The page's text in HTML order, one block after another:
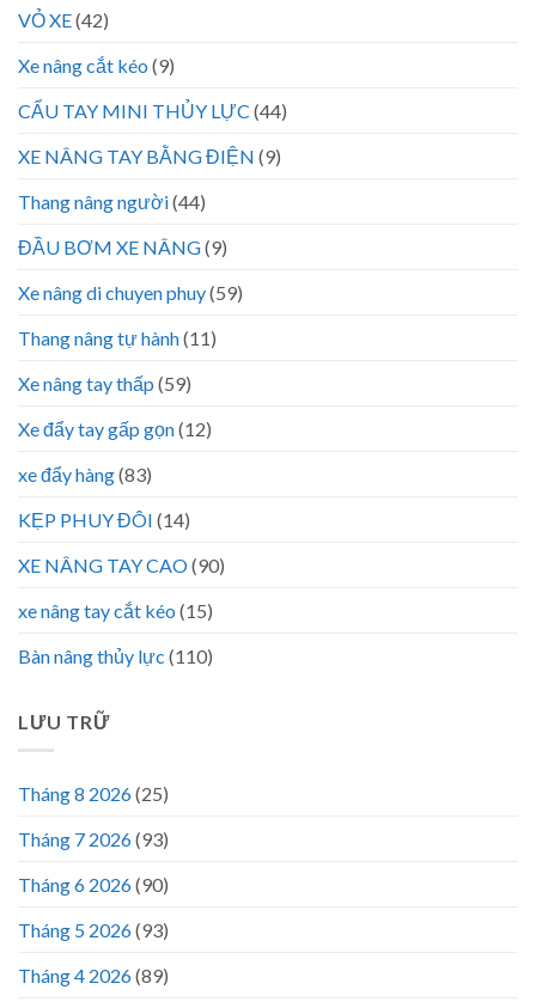
VỎ XE(42)
Xe nâng cắt kéo (9)
CẨU TAY MINI THỦY LỰC (44)
XE NÂNG TAY BẰNG ĐIỆN (9)
Thang nâng người(44)
ĐẦU BƠM XE NÂNG(9)
Xe nâng di chuyen phuy(59)
Thang nâng tự hành(11)
Xe nâng tay thấp (59)
Xe đẩy tay gấp gọn(12)
xe đẩy hàng(83)
KẸP PHUY ĐÔI (14)
XE NÂNG TAY CAO(90)
xe nâng tay cắt kéo (15)
Bàn nâng thủy lực (110)
LƯU TRỮ
Tháng 8 2026(25)
Tháng 7 2026(93)
Tháng 6 2026(90)
Tháng 5 2026(93)
Tháng 4 2026(89)